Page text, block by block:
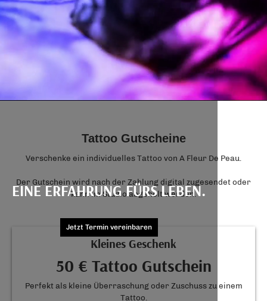
EINE ERFAHRUNG FÜRS LEBEN.
Jetzt Termin vereinbaren
Tattoo Gutscheine
Verschenke ein individuelles Tattoo von A Fleur De Peau.
Der Gutschein wird nach der Zahlung digital zugesendet oder
kann im Studio abgeholt werden.
Kleines Geschenk
50 € Tattoo Gutschein
Perfekt als kleine Überraschung oder Zuschuss zu einem
Tattoo.